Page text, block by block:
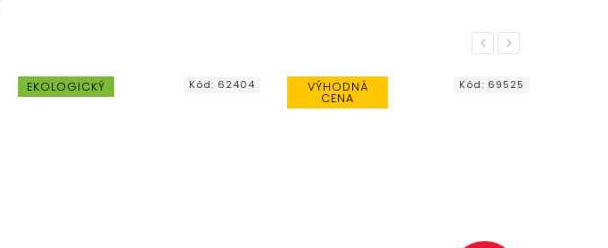
Previous
EKOLOGICKÝ Kód: 62404 VÝHODNÁ
CENA
Kód: 69525
Next